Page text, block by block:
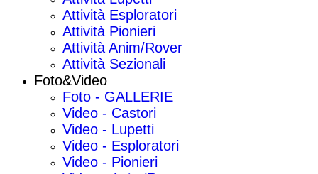
Attività Esploratori
Attività Pionieri
Attività Anim/Rover
Attività Sezionali
Foto&Video
Foto - GALLERIE
Video - Castori
Video - Lupetti
Video - Esploratori
Video - Pionieri